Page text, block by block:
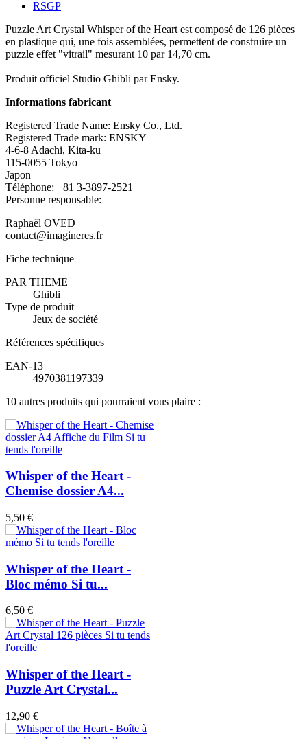
RSGP
Puzzle Art Crystal Whisper of the Heart est composé de 126 pièces
en plastique qui, une fois assemblées, permettent de construire un
puzzle effet "vitrail" mesurant 10 par 14,70 cm.
Produit officiel Studio Ghibli par Ensky.
Informations fabricant
Registered Trade Name: Ensky Co., Ltd.
Registered Trade mark: ENSKY
4-6-8 Adachi, Kita-ku
115-0055 Tokyo
Japon
Téléphone: +81 3-3897-2521
Personne responsable:
Raphaël OVED
contact@imagineres.fr
Fiche technique
PAR THEME
Ghibli
Type de produit
Jeux de société
Références spécifiques
EAN-13
4970381197339
10 autres produits qui pourraient vous plaire :
Whisper of the Heart -
Chemise dossier A4...
5,50 €
Whisper of the Heart -
Bloc mémo Si tu...
6,50 €
Whisper of the Heart -
Puzzle Art Crystal...
12,90 €